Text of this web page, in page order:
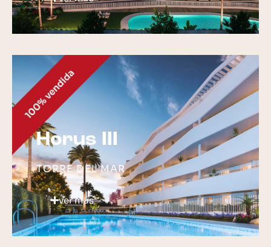
Horus III
TORRE DEL MAR
ver más